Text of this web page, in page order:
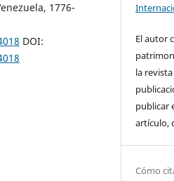
1776-
DOI:
El autor
la
publicar
artículo,
Cómo